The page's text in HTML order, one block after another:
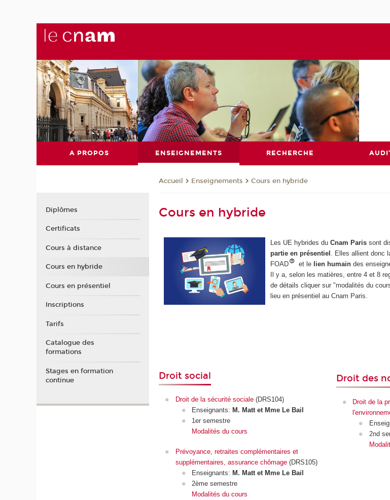
A PROPOS ENSEIGNEMENTS RECHERCHE
Accueil Enseignements Cours en hybride
Cours en hybride
Les UE hybrides du Cnam Paris sont
partie en présentiel
. Elles allient donc
FOAD
et le lien humain des
Il y a, selon les matières, entre 4 et 8
de détails cliquer sur "modalités du
lieu en présentiel au Cnam Paris.
Droit social
Droit de la sécurité sociale(DRS104)
Enseignants: M. Matt et Mme Le Bail
1er semestre
Modalités du cours
Prévoyance, retraites complémentaires et
supplémentaires, assurance chômage(DRS105)
Enseignants: M. Matt et Mme Le Bail
2ème semestre
Modalités du cours
Droit des
Droit de la
2nd
Diplômes
Certificats
Cours à distance
Cours en hybride
Cours en présentiel
Inscriptions
Tarifs
Catalogue des
formations
Stages en formation
continue